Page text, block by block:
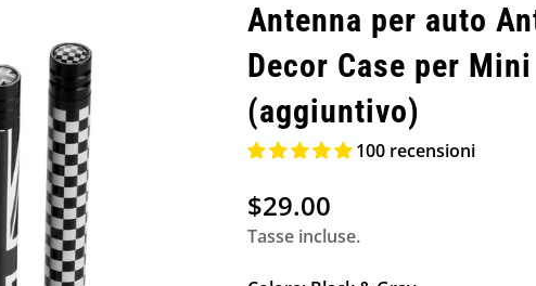
Antenna per auto
Decor Case per
(aggiuntivo)
100 recensioni
Prezzo
normale
$29.00
Tasse incluse.